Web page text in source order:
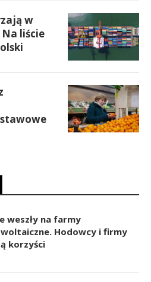
w
Na liście
weszły na farmy
Hodowcy i firmy
korzyści